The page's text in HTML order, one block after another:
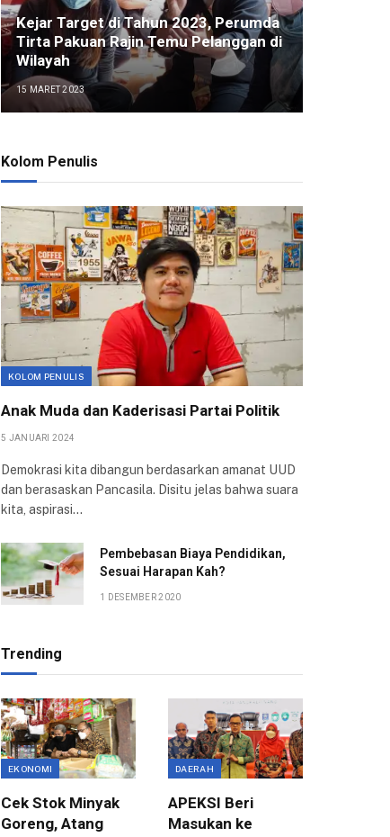
Kejar Target di Tahun 2023, Perumda
Tirta Pakuan Rajin Temu Pelanggan di
Wilayah
15 MARET 2023
Kolom Penulis
KOLOM PENULIS
Anak Muda dan Kaderisasi Partai Politik
5 JANUARI 2024
Demokrasi kita dibangun berdasarkan amanat UUD
dan berasaskan Pancasila. Disitu jelas bahwa suara
kita, aspirasi…
Pembebasan Biaya Pendidikan,
Sesuai Harapan Kah?
1 DESEMBER 2020
Trending
EKONOMI
Cek Stok Minyak
Goreng, Atang
DAERAH
APEKSI Beri
Masukan ke